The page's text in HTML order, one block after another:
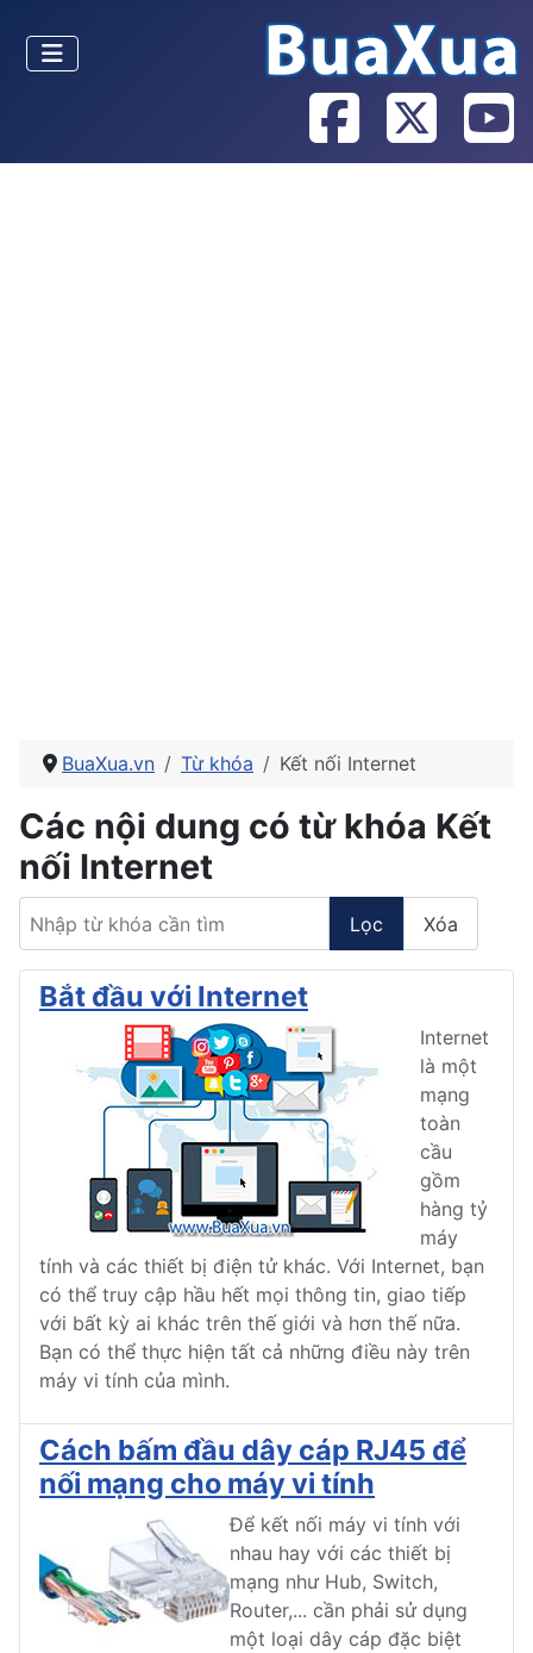
BuaXua.vn Từ khóa Kết nối Internet
Các nội dung có từ khóa Kết
nối Internet
Nhập từ khóa cần tìm
Lọc Xóa
Bắt đầu với Internet
Internet
là một
mạng
toàn
cầu
gồm
hàng tỷ
máy
tính và các thiết bị điện tử khác. Với Internet, bạn
có thể truy cập hầu hết mọi thông tin, giao tiếp
với bất kỳ ai khác trên thế giới và hơn thế nữa.
Bạn có thể thực hiện tất cả những điều này trên
máy vi tính của mình.
Cách bấm đầu dây cáp RJ45 để
nối mạng cho máy vi tính
Để kết nối máy vi tính với
nhau hay với các thiết bị
mạng như Hub, Switch,
Router,... cần phải sử dụng
một loại dây cáp đặc biệt